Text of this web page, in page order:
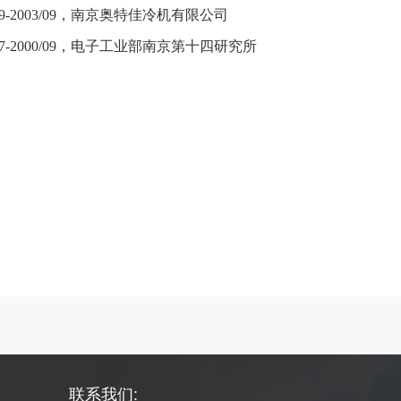
2003/09，南京奥特佳冷机有限公司
2000/09，电子工业部南京第十四研究所
联系我们: